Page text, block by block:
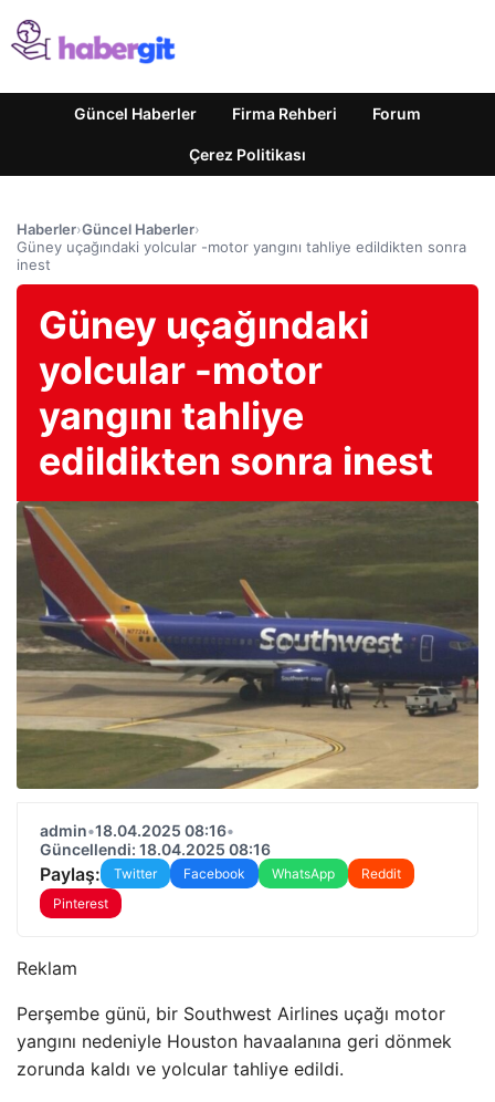
Güncel Haberler Firma Rehberi Forum
Çerez Politikası
Haberler›Güncel Haberler›
Güney uçağındaki yolcular -motor yangını tahliye edildikten sonra
inest
Güney uçağındaki
yolcular -motor
yangını tahliye
edildikten sonra inest
admin•18.04.2025 08:16•
Güncellendi: 18.04.2025 08:16
Paylaş: Twitter Facebook WhatsApp
Reddit
Pinterest
Reklam
Perşembe günü, bir Southwest Airlines uçağı motor
yangını nedeniyle Houston havaalanına geri dönmek
zorunda kaldı ve yolcular tahliye edildi.